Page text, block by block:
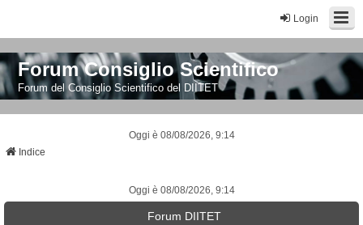
Login
Forum Consiglio Scientifico
Forum del Consiglio Scientifico del DIITET
Oggi è 08/08/2026, 9:14
Indice
Oggi è 08/08/2026, 9:14
Forum DIITET